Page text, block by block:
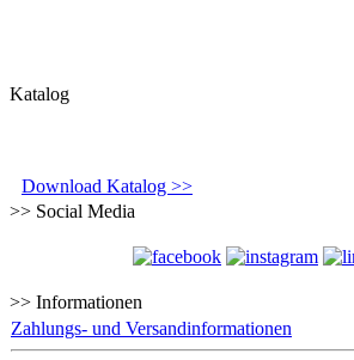
Katalog
Download Katalog >>
>> Social Media
>> Informationen
Zahlungs- und Versandinformationen